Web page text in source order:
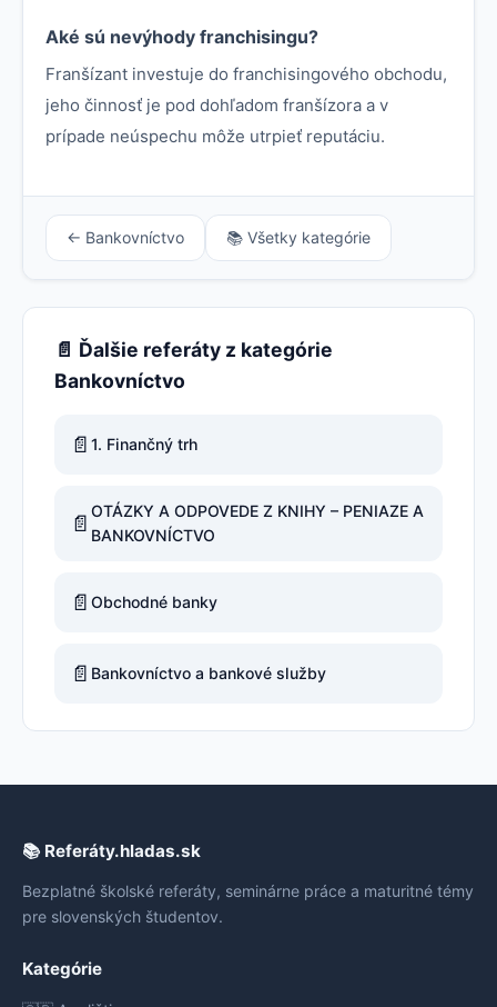
Aké sú nevýhody franchisingu?
Franšízant investuje do franchisingového obchodu,
jeho činnosť je pod dohľadom franšízora a v
prípade neúspechu môže utrpieť reputáciu.
← Bankovníctvo 📚 Všetky kategórie
📄 Ďalšie referáty z kategórie
Bankovníctvo
📄 1. Finančný trh
📄 OTÁZKY A ODPOVEDE Z KNIHY – PENIAZE A
BANKOVNÍCTVO
📄 Obchodné banky
📄 Bankovníctvo a bankové služby
📚 Referáty.hladas.sk
Bezplatné školské referáty, seminárne práce a maturitné témy
pre slovenských študentov.
Kategórie